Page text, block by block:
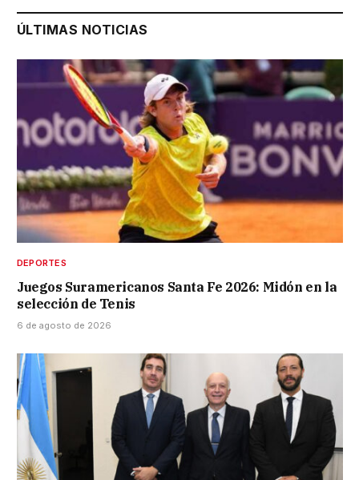
ÚLTIMAS NOTICIAS
DEPORTES
Juegos Suramericanos Santa Fe 2026: Midón en la
selección de Tenis
6 de agosto de 2026